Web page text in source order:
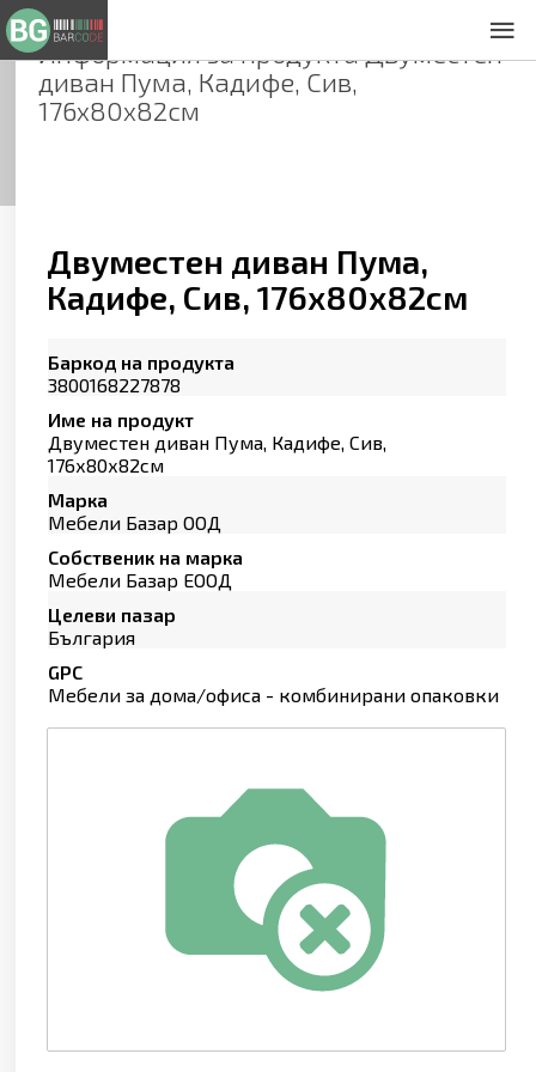
Информация за продуктаДвуместен
диван Пума, Кадифе, Сив,
176х80х82см
Двуместен диван Пума,
Кадифе, Сив, 176х80х82см
Баркод на продукта
3800168227878
Име на продукт
Двуместен диван Пума, Кадифе, Сив,
176х80х82см
Марка
Мебели Базар ООД
Собственик на марка
Мебели Базар ЕООД
Целеви пазар
България
GPC
Мебели за дома/офиса - комбинирани опаковки
Общи условия
Декларация за проверителност